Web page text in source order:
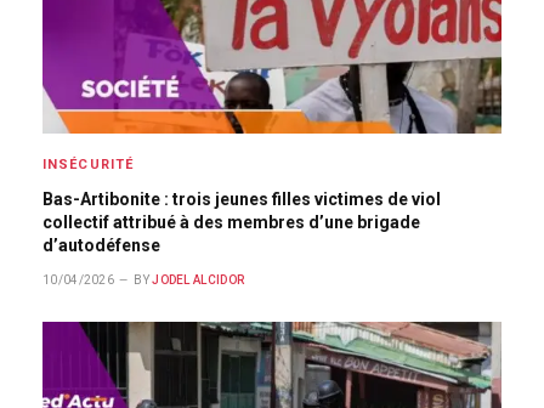
INSÉCURITÉ
Bas-Artibonite : trois jeunes filles victimes de viol
collectif attribué à des membres d’une brigade
d’autodéfense
10/04/2026 BY JODEL ALCIDOR